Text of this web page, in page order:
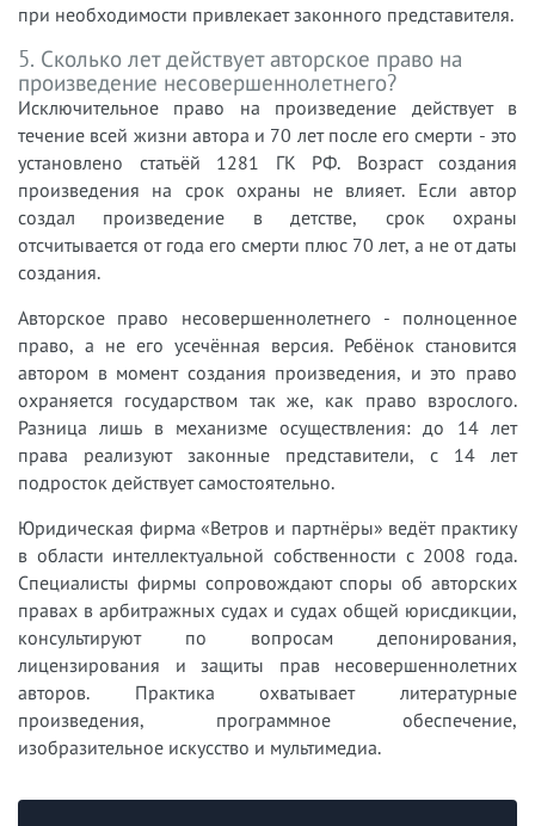
при необходимости привлекает законного представителя.
5. Сколько лет действует авторское право на
произведение несовершеннолетнего?
Исключительное право на произведение действует в
течение всей жизни автора и 70 лет после его смерти - это
установлено статьёй 1281 ГК РФ. Возраст создания
произведения на срок охраны не влияет. Если автор
создал произведение в детстве, срок охраны
отсчитывается от года его смерти плюс 70 лет, а не от даты
создания.
Авторское право несовершеннолетнего - полноценное
право, а не его усечённая версия. Ребёнок становится
автором в момент создания произведения, и это право
охраняется государством так же, как право взрослого.
Разница лишь в механизме осуществления: до 14 лет
права реализуют законные представители, с 14 лет
подросток действует самостоятельно.
Юридическая фирма «Ветров и партнёры» ведёт практику
в области интеллектуальной собственности с 2008 года.
Специалисты фирмы сопровождают споры об авторских
правах в арбитражных судах и судах общей юрисдикции,
консультируют по вопросам депонирования,
лицензирования и защиты прав несовершеннолетних
авторов. Практика охватывает литературные
произведения, программное обеспечение,
изобразительное искусство и мультимедиа.